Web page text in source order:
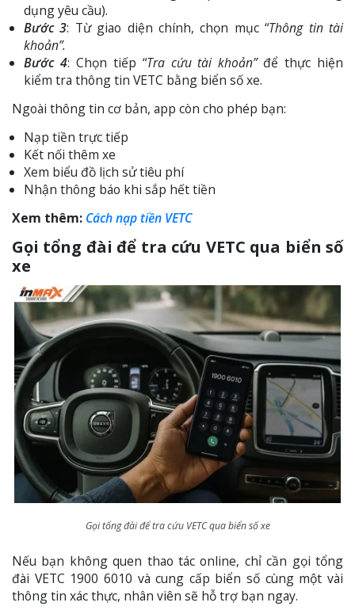
dụng yêu cầu).
Bước 3: Từ giao diện chính, chọn mục “Thông tin tài
khoản”.
Bước 4: Chọn tiếp “Tra cứu tài khoản”để thực hiện
kiểm tra thông tin VETC bằng biển số xe.
Ngoài thông tin cơ bản, app còn cho phép bạn:
Nạp tiền trực tiếp
Kết nối thêm xe
Xem biểu đồ lịch sử tiêu phí
Nhận thông báo khi sắp hết tiền
Xem thêm: Cách nạp tiền VETC
Gọi tổng đài để tra cứu VETC qua biển số
xe
Gọi tổng đài để tra cứu VETC qua biển số xe
Nếu bạn không quen thao tác online, chỉ cần gọi tổng
đài VETC 1900 6010 và cung cấp biển số cùng một vài
thông tin xác thực, nhân viên sẽ hỗ trợ bạn ngay.